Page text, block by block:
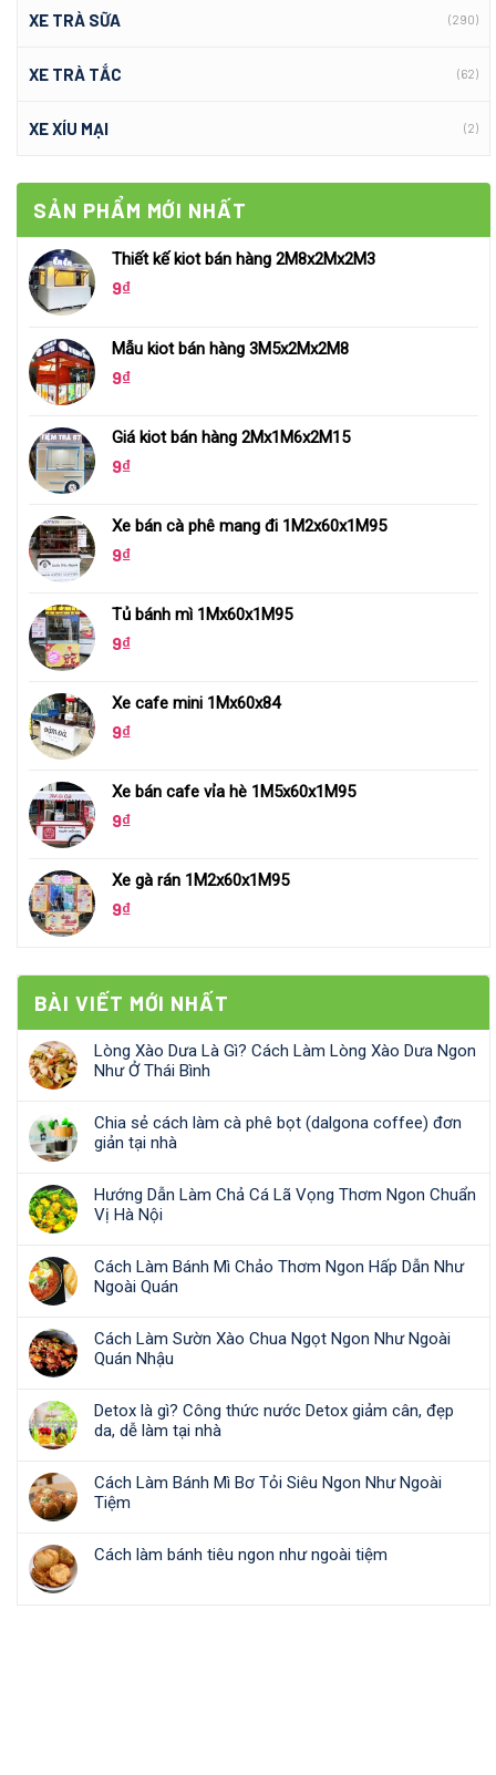
XE TRÀ SỮA (290)
XE TRÀ TẮC (62)
XE XÍU MẠI (2)
SẢN PHẨM MỚI NHẤT
Thiết kế kiot bán hàng 2M8x2Mx2M3
9₫
Mẫu kiot bán hàng 3M5x2Mx2M8
9₫
Giá kiot bán hàng 2Mx1M6x2M15
9₫
Xe bán cà phê mang đi 1M2x60x1M95
9₫
Tủ bánh mì 1Mx60x1M95
9₫
Xe cafe mini 1Mx60x84
9₫
Xe bán cafe vỉa hè 1M5x60x1M95
9₫
Xe gà rán 1M2x60x1M95
9₫
BÀI VIẾT MỚI NHẤT
Lòng Xào Dưa Là Gì? Cách Làm Lòng Xào Dưa Ngon
Như Ở Thái Bình
Chia sẻ cách làm cà phê bọt (dalgona coffee) đơn
giản tại nhà
Hướng Dẫn Làm Chả Cá Lã Vọng Thơm Ngon Chuẩn
Vị Hà Nội
Cách Làm Bánh Mì Chảo Thơm Ngon Hấp Dẫn Như
Ngoài Quán
Cách Làm Sườn Xào Chua Ngọt Ngon Như Ngoài
Quán Nhậu
Detox là gì? Công thức nước Detox giảm cân, đẹp
da, dễ làm tại nhà
Cách Làm Bánh Mì Bơ Tỏi Siêu Ngon Như Ngoài
Tiệm
Cách làm bánh tiêu ngon như ngoài tiệm